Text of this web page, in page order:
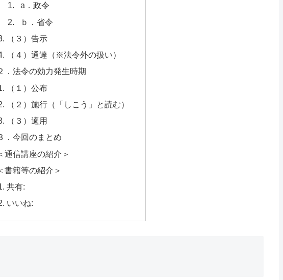
a．政令
ｂ．省令
（３）告示
（４）通達（※法令外の扱い）
．法令の効力発生時期
（１）公布
（２）施行（「しこう」と読む）
（３）適用
．今回のまとめ
通信講座の紹介＞
書籍等の紹介＞
共有:
いいね: